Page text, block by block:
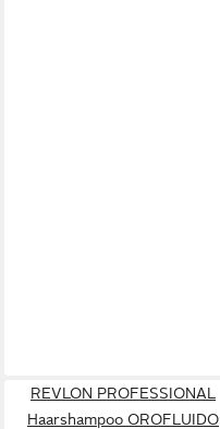
REVLON PROFESSIONAL
Haarshampoo OROFLUIDO